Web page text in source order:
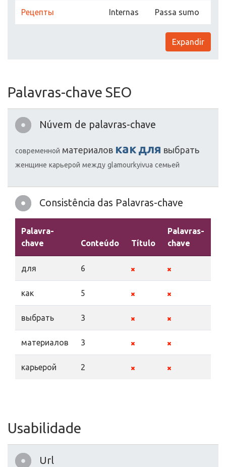
Рецепты Internas Passa sumo
Expandir
Palavras-chave SEO
Núvem de palavras-chave
современной материалов какдля выбрать
женщине карьерой между glamourkyivua семьей
Consistência das Palavras-chave
Palavra-
chave
Conteúdo Título
Palavras-
chave
для 6
как 5
выбрать 3
материалов 3
карьерой 2
Usabilidade
Url